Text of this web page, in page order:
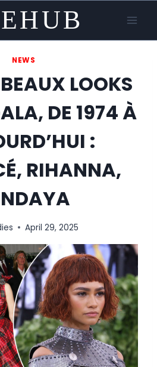
NEWS
LOOKS
DE 1974 À
:
RIHANNA,
April 29, 2025